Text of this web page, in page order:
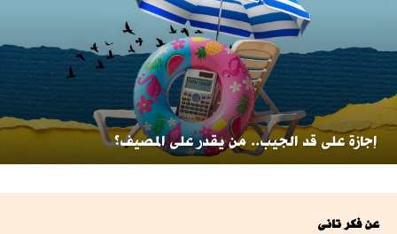
إجازة على قد الجيب.. من يقدر على المصيف؟
عن فكر تانى